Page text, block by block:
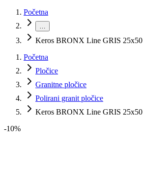
Početna
…
Keros BRONX Line GRIS 25x50
Početna
Pločice
Granitne pločice
Polirani granit pločice
Keros BRONX Line GRIS 25x50
-10%